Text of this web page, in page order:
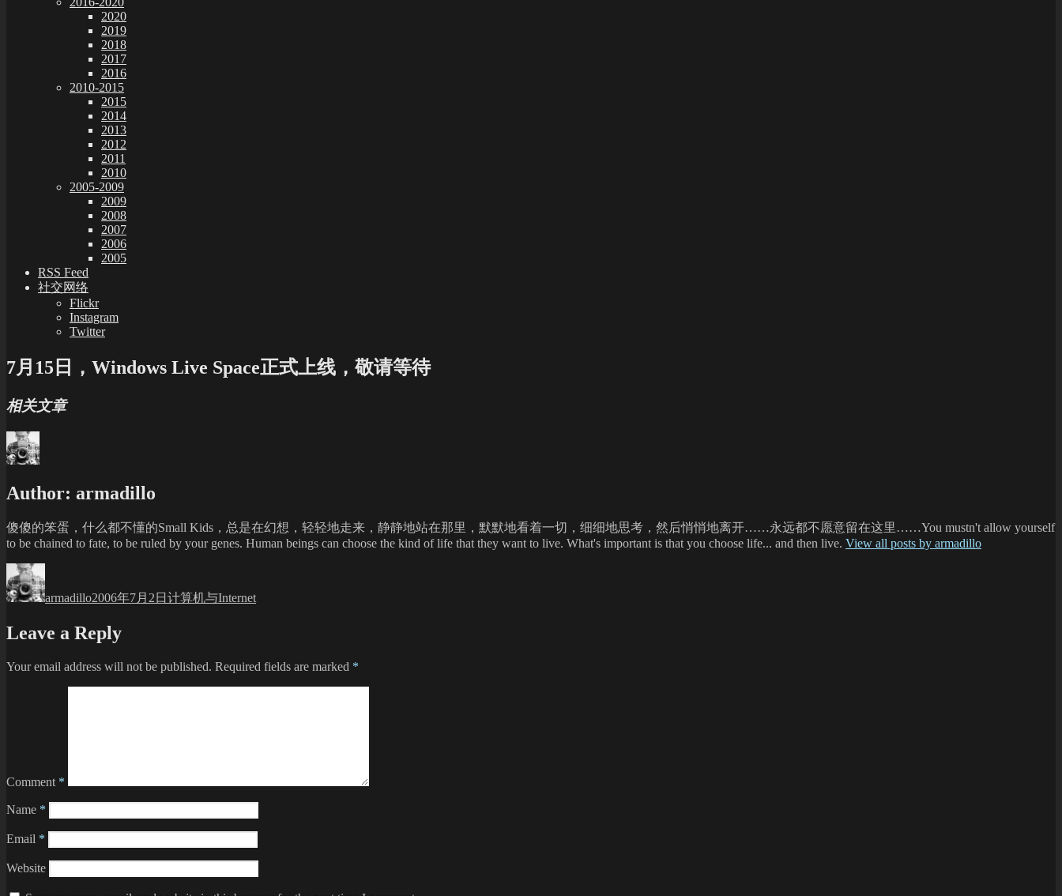
2020
2019
2018
2017
2016
2010-2015
2015
2014
2013
2012
2011
2010
2005-2009
2009
2008
2007
2006
2005
RSS Feed
社交网络
Flickr
Instagram
Twitter
7月15日，Windows Live Space正式上线，敬请等待
相关文章
Author: armadillo
傻傻的笨蛋，什么都不懂的Small Kids，总是在幻想，轻轻地走来，静静地站在那里，默默地看着一切，细细地思考，然后悄悄地离开……永远都不愿意留在这里……You mustn't allow yourself
to be chained to fate, to be ruled by your genes. Human beings can choose the kind of life that they want to live. What's important is that you choose life... and then live. View all posts by armadillo
armadillo2006年7月2日 计算机与Internet
Leave a Reply
Your email address will not be published. Required fields are marked *
Comment *
Name *
Email *
Website